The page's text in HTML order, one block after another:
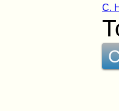
С.